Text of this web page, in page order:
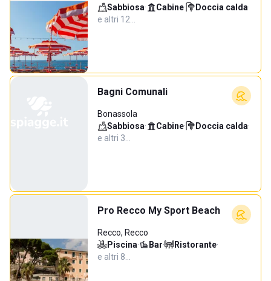
Sabbiosa· Cabine· Doccia calda·
e altri 12…
Bagni Comunali
Bonassola
Sabbiosa· Cabine· Doccia calda·
e altri 3…
Pro Recco My Sport Beach
Recco, Recco
Piscina· Bar· Ristorante·
e altri 8…